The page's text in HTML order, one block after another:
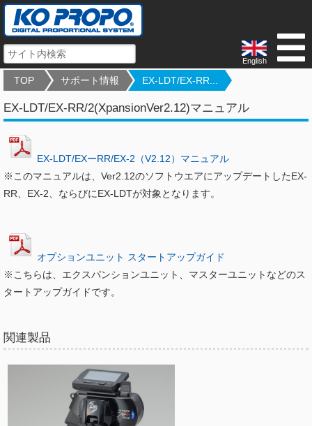
English
TOP サポート情報 EX-LDT/EX-RR...
EX-LDT/EX-RR/2(XpansionVer2.12)マニュアル
EX-LDT/EXーRR/EX-2（V2.12）マニュアル
※このマニュアルは、Ver2.12のソフトウエアにアップデートしたEX-
RR、EX-2、ならびにEX-LDTが対象となります。
オプションユニット スタートアップガイド
※こちらは、エクスパンションユニット、マスターユニットなどのス
タートアップガイドです。
関連製品